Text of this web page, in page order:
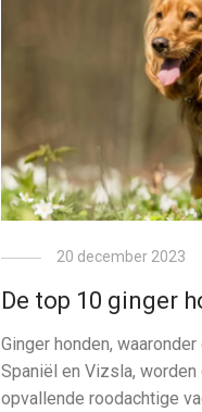
20 december 2023
De top 10 ginger
Ginger honden,
Spaniël en Vizsla,
opvallende roodachtige